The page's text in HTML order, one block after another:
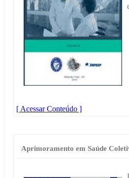
[ Acessar Conteúdo ]
Aprimoramento em Saúde